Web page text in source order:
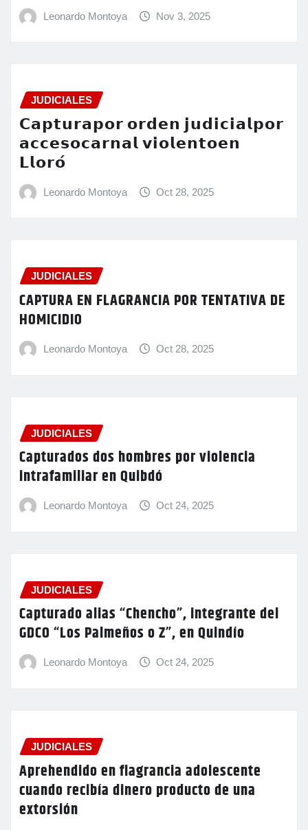
Leonardo Montoya Nov 3, 2025
JUDICIALES
𝗖𝗮𝗽𝘁𝘂𝗿𝗮𝗽𝗼𝗿 𝗼𝗿𝗱𝗲𝗻 𝗷𝘂𝗱𝗶𝗰𝗶𝗮𝗹𝗽𝗼𝗿
𝗮𝗰𝗰𝗲𝘀𝗼𝗰𝗮𝗿𝗻𝗮𝗹 𝘃𝗶𝗼𝗹𝗲𝗻𝘁𝗼𝗲𝗻
𝗟𝗹𝗼𝗿𝗼́
Leonardo Montoya Oct 28, 2025
JUDICIALES
CAPTURA EN FLAGRANCIA POR TENTATIVA DE
HOMICIDIO
Leonardo Montoya Oct 28, 2025
JUDICIALES
Capturados dos hombres por violencia
intrafamiliar en Quibdó
Leonardo Montoya Oct 24, 2025
JUDICIALES
Capturado alias “Chencho”, integrante del
GDCO “Los Palmeños o Z”, en Quindío
Leonardo Montoya Oct 24, 2025
JUDICIALES
Aprehendido en flagrancia adolescente
cuando recibía dinero producto de una
extorsión